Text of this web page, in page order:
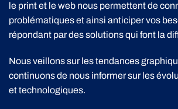
le print et le web nous permettent de
problématiques et ainsi anticiper vos
répondant par des solutions qui font la
Nous veillons sur les tendances
continuons de nous informer sur les
et technologiques.